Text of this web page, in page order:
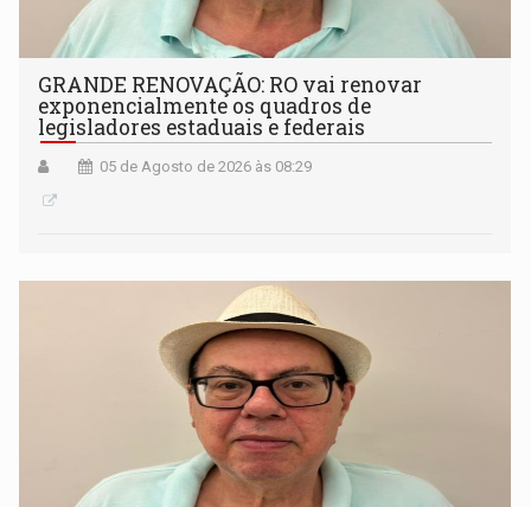
GRANDE RENOVAÇÃO: RO vai renovar
exponencialmente os quadros de
legisladores estaduais e federais
05 de Agosto de 2026 às 08:29